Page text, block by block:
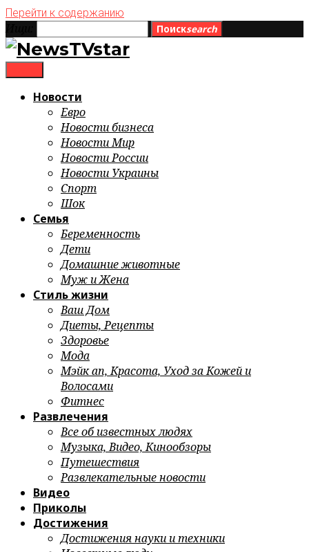
Перейти к содержанию
Поискsearch
Новости
Евро
Новости бизнеса
Новости Мир
Новости России
Новости Украины
Спорт
Шок
Семья
Беременность
Дети
Домашние животные
Муж и Жена
Стиль жизни
Ваш Дом
Диеты, Рецепты
Здоровье
Мода
Мэйк ап, Красота, Уход за Кожей и
Волосами
Фитнес
Развлечения
Все об известных людях
Музыка, Видео, Кинообзоры
Путешествия
Развлекательные новости
Видео
Приколы
Достижения
Достижения науки и техники